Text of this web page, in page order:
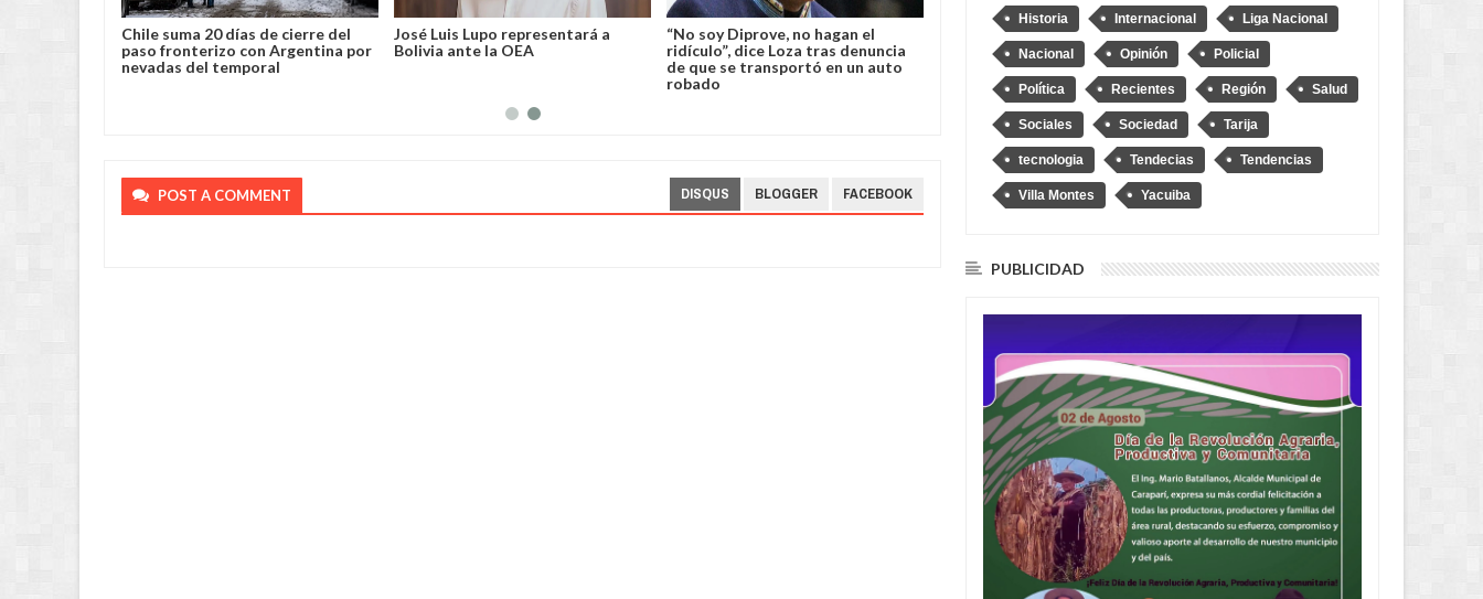
Oregón rompe
Chile suma 20 días de cierre del
paso fronterizo con Argentina por
nevadas del temporal
José Luis Lupo representará a
Bolivia ante la OEA
“No soy Diprove, no hagan el
ridículo”, dice Loza tras denuncia
de que se transportó en un auto
robado
POST A COMMENT DISQUS BLOGGER FACEBOOK
Historia Internacional Liga Nacional
Nacional Opinión Policial
Política Recientes Región Salud
Sociales Sociedad Tarija
tecnologia Tendecias Tendencias
Villa Montes Yacuiba
PUBLICIDAD